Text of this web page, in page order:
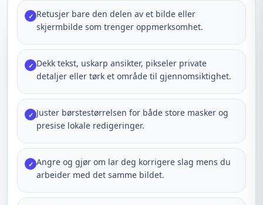
✓ Retusjer bare den delen av et bilde eller
skjermbilde som trenger oppmerksomhet.
✓ Dekk tekst, uskarp ansikter, pikseler private
detaljer eller tørk et område til gjennomsiktighet.
✓ Juster børstestørrelsen for både store masker og
presise lokale redigeringer.
✓ Angre og gjør om lar deg korrigere slag mens du
arbeider med det samme bildet.